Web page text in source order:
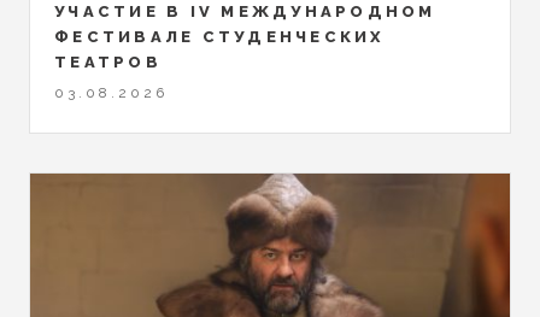
УЧАСТИЕ В IV МЕЖДУНАРОДНОМ
ФЕСТИВАЛЕ СТУДЕНЧЕСКИХ
ТЕАТРОВ
03.08.2026